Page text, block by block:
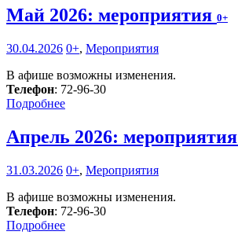
Май 2026: мероприятия 0+
30.04.2026 0+, Мероприятия
В афише возможны изменения.
Телефон: 72-96-30
Подробнее
Апрель 2026: мероприятия
31.03.2026 0+, Мероприятия
В афише возможны изменения.
Телефон: 72-96-30
Подробнее